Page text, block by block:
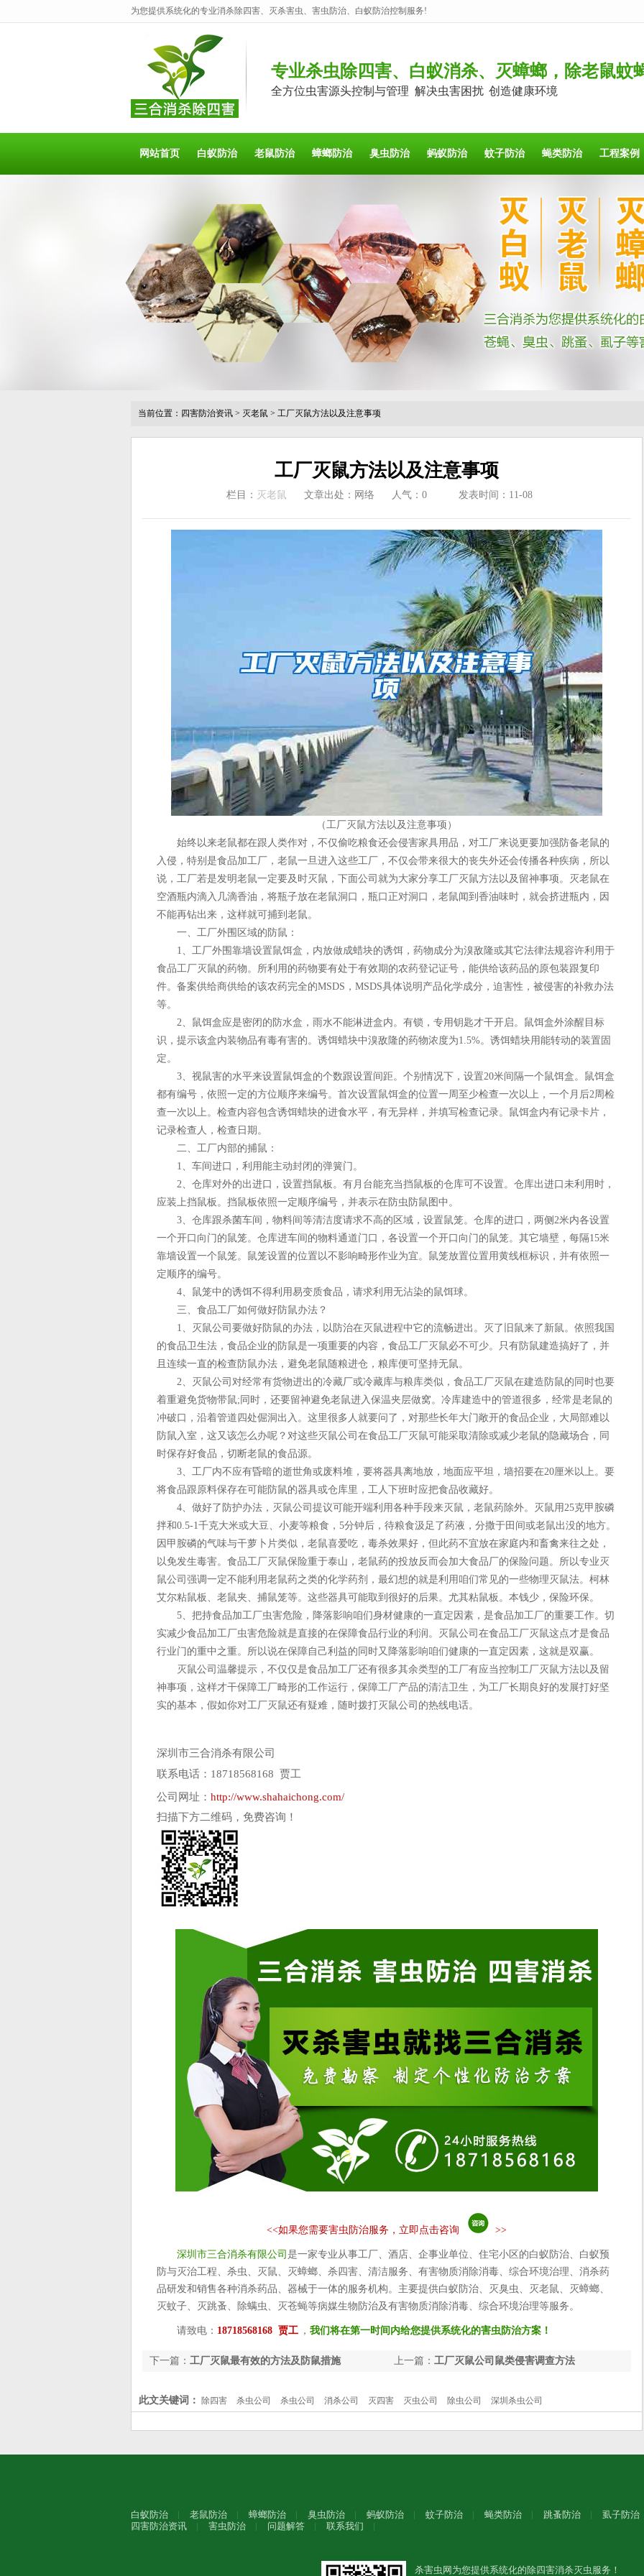
为您提供系统化的专业消杀除四害、灭杀害虫、害虫防治、白蚁防治控制服务!
专业杀虫除四害、白蚁消杀、灭蟑螂，除老鼠蚊
全方位虫害源头控制与管理 解决虫害困扰 创造健康环境
网站首页 白蚁防治 老鼠防治 蟑螂防治 臭虫防治 蚂蚁防治 蚊子防治 蝇类防治 工程案例
当前位置： 四害防治资讯 > 灭老鼠 > 工厂灭鼠方法以及注意事项
工厂灭鼠方法以及注意事项
栏目： 灭老鼠 文章出处：网络 人气： 0 发表时间：11-08
（工厂灭鼠方法以及注意事项）
始终以来老鼠都在跟人类作对，不仅偷吃粮食还会侵害家具用品，对工厂来说更要加强防备老鼠的
入侵，特别是食品加工厂，老鼠一旦进入这些工厂，不仅会带来很大的丧失外还会传播各种疾病，所以
说，工厂若是发明老鼠一定要及时灭鼠，下面公司就为大家分享工厂灭鼠方法以及留神事项。灭老鼠在
空酒瓶内滴入几滴香油，将瓶子放在老鼠洞口，瓶口正对洞口，老鼠闻到香油味时，就会挤进瓶内，因
不能再钻出来，这样就可捕到老鼠。
一、工厂外围区域的防鼠：
1、工厂外围靠墙设置鼠饵盒，内放做成蜡块的诱饵，药物成分为溴敌隆或其它法律法规容许利用于
食品工厂灭鼠的药物。所利用的药物要有处于有效期的农药登记证号，能供给该药品的原包装跟复印
件。备案供给商供给的该农药完全的MSDS，MSDS具体说明产品化学成分，迫害性，被侵害的补救办法
等。
2、鼠饵盒应是密闭的防水盒，雨水不能淋进盒内。有锁，专用钥匙才干开启。鼠饵盒外涂醒目标
识，提示该盒内装物品有毒有害的。诱饵蜡块中溴敌隆的药物浓度为1.5%。诱饵蜡块用能转动的装置固
定。
3、视鼠害的水平来设置鼠饵盒的个数跟设置间距。个别情况下，设置20米间隔一个鼠饵盒。鼠饵盒
都有编号，依照一定的方位顺序来编号。首次设置鼠饵盒的位置一周至少检查一次以上，一个月后2周检
查一次以上。检查内容包含诱饵蜡块的进食水平，有无异样，并填写检查记录。鼠饵盒内有记录卡片，
记录检查人，检查日期。
二、工厂内部的捕鼠：
1、车间进口，利用能主动封闭的弹簧门。
2、仓库对外的出进口，设置挡鼠板。有月台能充当挡鼠板的仓库可不设置。仓库出进口未利用时，
应装上挡鼠板。挡鼠板依照一定顺序编号，并表示在防虫防鼠图中。
3、仓库跟杀菌车间，物料间等清洁度请求不高的区域，设置鼠笼。仓库的进口，两侧2米内各设置
一个开口向门的鼠笼。仓库进车间的物料通道门口，各设置一个开口向门的鼠笼。其它墙壁，每隔15米
靠墙设置一个鼠笼。鼠笼设置的位置以不影响畸形作业为宜。鼠笼放置位置用黄线框标识，并有依照一
定顺序的编号。
4、鼠笼中的诱饵不得利用易变质食品，请求利用无沾染的鼠饵球。
三、食品工厂如何做好防鼠办法？
1、灭鼠公司要做好防鼠的办法，以防治在灭鼠进程中它的流畅进出。灭了旧鼠来了新鼠。依照我国
的食品卫生法，食品企业的防鼠是一项重要的内容，食品工厂灭鼠必不可少。只有防鼠建造搞好了，并
且连续一直的检查防鼠办法，避免老鼠随粮进仓，粮库便可坚持无鼠。
2、灭鼠公司对经常有货物进出的冷藏厂或冷藏库与粮库类似，食品工厂灭鼠在建造防鼠的同时也要
着重避免货物带鼠;同时，还要留神避免老鼠进入保温夹层做窝。冷库建造中的管道很多，经常是老鼠的
冲破口，沿着管道四处倔洞出入。这里很多人就要问了，对那些长年大门敞开的食品企业，大局部难以
防鼠入室，这又该怎么办呢？对这些灭鼠公司在食品工厂灭鼠可能采取清除或减少老鼠的隐藏场合，同
时保存好食品，切断老鼠的食品源。
3、工厂内不应有昏暗的逝世角或废料堆，要将器具离地放，地面应平坦，墙招要在20厘米以上。要
将食品跟原料保存在可能防鼠的器具或仓库里，工人下班时应把食品收藏好。
4、做好了防护办法，灭鼠公司提议可能开端利用各种手段来灭鼠，老鼠药除外。灭鼠用25克甲胺磷
拌和0.5-1千克大米或大豆、小麦等粮食，5分钟后，待粮食汲足了药液，分撒于田间或老鼠出没的地方。
因甲胺磷的气味与干萝卜片类似，老鼠喜爱吃，毒杀效果好，但此药不宜放在家庭内和畜禽来往之处，
以免发生毒害。食品工厂灭鼠保险重于泰山，老鼠药的投放反而会加大食品厂的保险问题。所以专业灭
鼠公司强调一定不能利用老鼠药之类的化学药剂，最幻想的就是利用咱们常见的一些物理灭鼠法。柯林
艾尔粘鼠板、老鼠夹、捕鼠笼等。这些器具可能取到很好的后果。尤其粘鼠板。本钱少，保险环保。
5、把持食品加工厂虫害危险，降落影响咱们身材健康的一直定因素，是食品加工厂的重要工作。切
实减少食品加工厂虫害危险就是直接的在保障食品行业的利润。灭鼠公司在食品工厂灭鼠这点才是食品
行业门的重中之重。所以说在保障自己利益的同时又降落影响咱们健康的一直定因素，这就是双赢。
灭鼠公司温馨提示，不仅仅是食品加工厂还有很多其余类型的工厂有应当控制工厂灭鼠方法以及留
神事项，这样才干保障工厂畸形的工作运行，保障工厂产品的清洁卫生，为工厂长期良好的发展打好坚
实的基本，假如你对工厂灭鼠还有疑难，随时拨打灭鼠公司的热线电话。
深圳市三合消杀有限公司
联系电话：18718568168 贾工
公司网址： http://www.shahaichong.com/
扫描下方二维码，免费咨询！
<<如果您需要害虫防治服务，立即点击咨询 >>
深圳市三合消杀有限公司 是一家专业从事工厂、酒店、企事业单位、住宅小区的白蚁防治、白蚁预
防与灭治工程、杀虫、灭鼠、灭蟑螂、杀四害、清洁服务、有害物质消除消毒、综合环境治理、消杀药
品研发和销售各种消杀药品、器械于一体的服务机构。主要提供白蚁防治、灭臭虫、灭老鼠、灭蟑螂、
灭蚊子、灭跳蚤、除螨虫、灭苍蝇等病媒生物防治及有害物质消除消毒、综合环境治理等服务。
请致电： 18718568168 贾工 ， 我们将在第一时间内给您提供系统化的害虫防治方案！
上一篇： 工厂灭鼠公司鼠类侵害调查方法
下一篇： 工厂灭鼠最有效的方法及防鼠措施
此文关键词： 除四害 杀虫公司 杀虫公司 消杀公司 灭四害 灭虫公司 除虫公司 深圳杀虫公司
白蚁防治 老鼠防治 蟑螂防治 臭虫防治 蚂蚁防治 蚊子防治 蝇类防治 跳蚤防治
虱子防治
四害防治资讯
害虫防治 问题解答 联系我们
杀害虫网为您提供系统化的除四害消杀灭虫服务！